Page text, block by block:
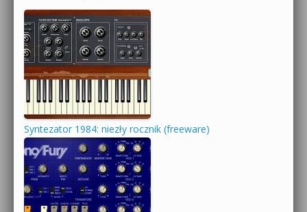
Syntezator 1984: niezły rocznik (freeware)